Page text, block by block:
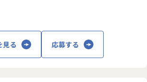
DXをリード」
ープにジョインしたホープス。
「ものづくり」の現場で、システムひ
創り上げる！という意識が高いと感
た（30代・男性）
管理した情報を戦略的に活用できるこ
本社を構えるSaaS企業で、2016年に
やコンサルティングまで幅広いサービ
供しています。クラウドERPやローコ
発を柱とし、業務効率化やDX推進、経
見る 応募する